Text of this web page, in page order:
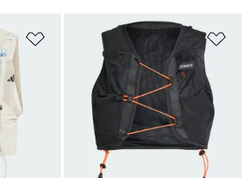
Lägg till på önskelistan